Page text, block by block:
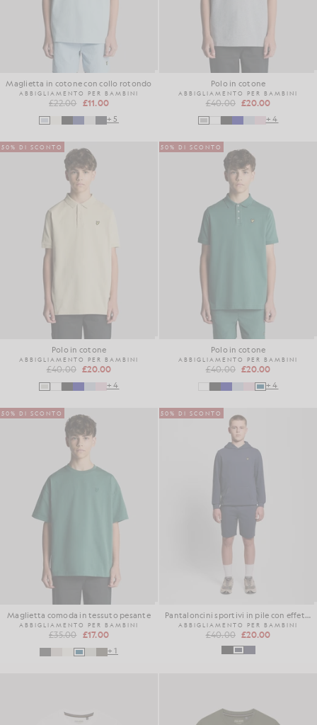
Maglietta in cotone con collo rotondo
ABBIGLIAMENTO PER BAMBINI
£22.00 £11.00
+5
Polo in cotone
ABBIGLIAMENTO PER BAMBINI
£40.00 £20.00
+4
50% DI SCONTO
Polo in cotone
ABBIGLIAMENTO PER BAMBINI
£40.00 £20.00
+4
50% DI SCONTO
Polo in cotone
ABBIGLIAMENTO PER BAMBINI
£40.00 £20.00
+4
50% DI SCONTO
Maglietta comoda in tessuto pesante
ABBIGLIAMENTO PER BAMBINI
£35.00 £17.00
+1
50% DI SCONTO
Pantaloncini sportivi in pile con effetto "brushback"
ABBIGLIAMENTO PER BAMBINI
£40.00 £20.00